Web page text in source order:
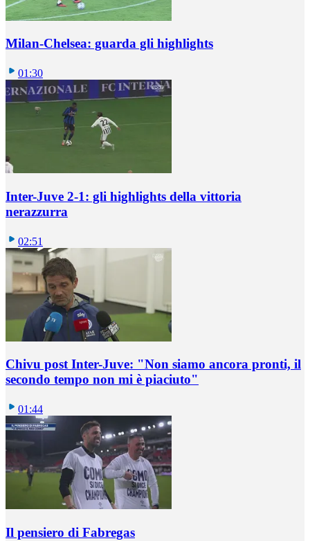
Milan-Chelsea: guarda gli highlights
01:30
Inter-Juve 2-1: gli highlights della vittoria
nerazzurra
02:51
Chivu post Inter-Juve: "Non siamo ancora pronti, il
secondo tempo non mi è piaciuto"
01:44
Il pensiero di Fabregas